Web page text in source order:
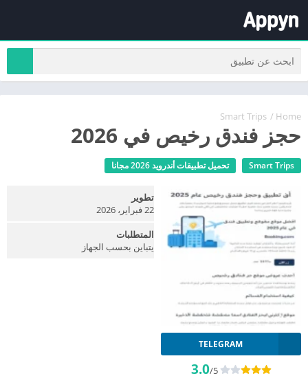
Home
/
Smart Trips
حجز فندق رخيص في 2026
Smart Trips تحميل تطبيقات أندرويد 2026 مجانا
TELEGRAM
3.0/5
تطوير
22 فبراير، 2026
المتطلبات
يتباين بحسب الجهاز